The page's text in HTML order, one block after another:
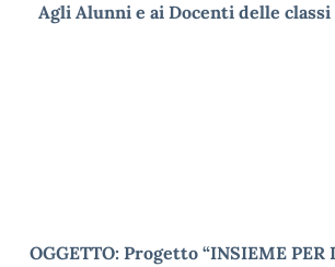
Agli Alunni e ai Docenti delle classi
OGGETTO: Progetto “INSIEME PER